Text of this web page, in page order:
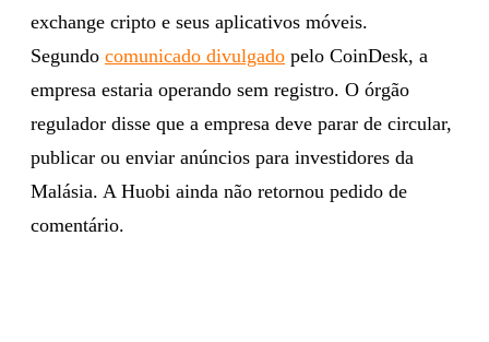
exchange cripto e seus aplicativos móveis.
Segundo comunicado divulgado pelo CoinDesk, a
empresa estaria operando sem registro. O órgão
regulador disse que a empresa deve parar de circular,
publicar ou enviar anúncios para investidores da
Malásia. A Huobi ainda não retornou pedido de
comentário.